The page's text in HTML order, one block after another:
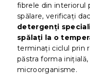
fibrele din interiorul
spălare, verificați
detergenți
spălați la o
terminați ciclul prin
păstra forma
microorganisme.